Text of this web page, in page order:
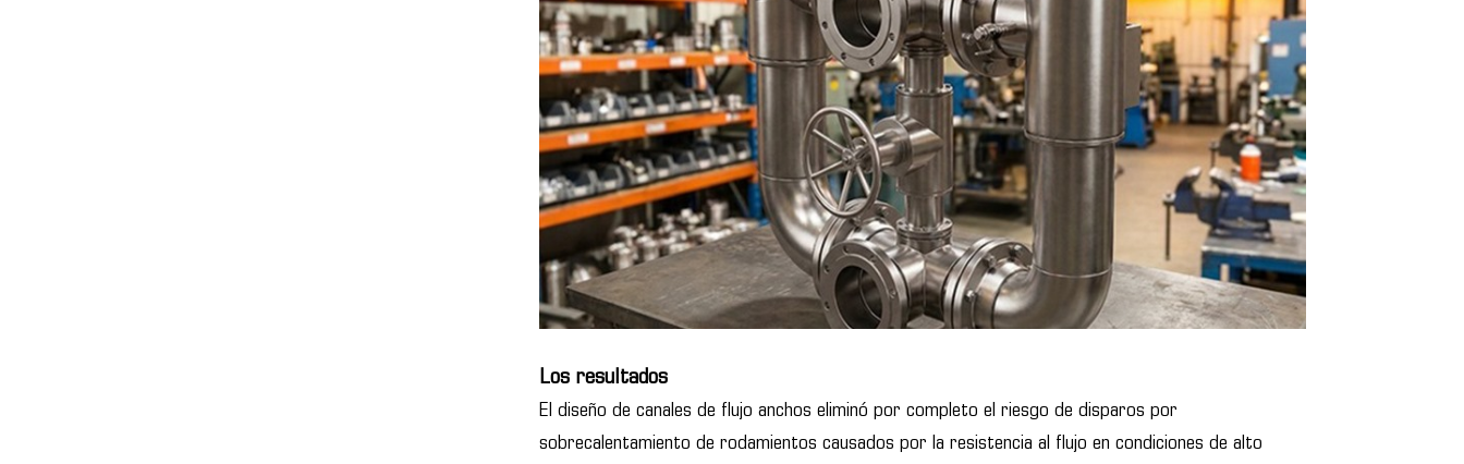
Los resultados
El diseño de canales de flujo anchos eliminó por completo el riesgo de disparos por
sobrecalentamiento de rodamientos causados por la resistencia al flujo en condiciones de alto